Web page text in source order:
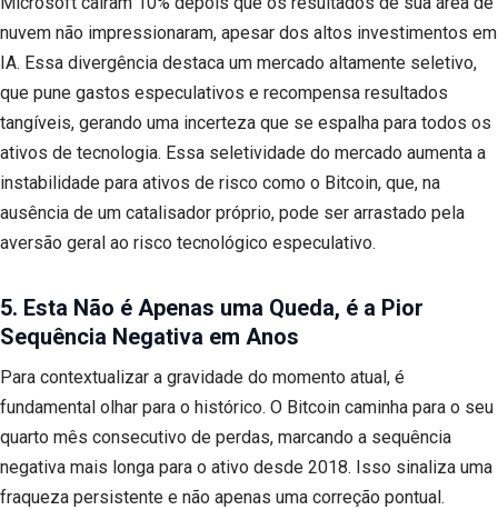
nuvem não impressionaram, apesar dos altos investimentos em
IA. Essa divergência destaca um mercado altamente seletivo,
que pune gastos especulativos e recompensa resultados
tangíveis, gerando uma incerteza que se espalha para todos os
ativos de tecnologia. Essa seletividade do mercado aumenta a
instabilidade para ativos de risco como o Bitcoin, que, na
ausência de um catalisador próprio, pode ser arrastado pela
aversão geral ao risco tecnológico especulativo.
5. Esta Não é Apenas uma Queda, é a Pior
Sequência Negativa em Anos
Para contextualizar a gravidade do momento atual, é
fundamental olhar para o histórico. O Bitcoin caminha para o seu
quarto mês consecutivo de perdas, marcando a sequência
negativa mais longa para o ativo desde 2018. Isso sinaliza uma
fraqueza persistente e não apenas uma correção pontual.